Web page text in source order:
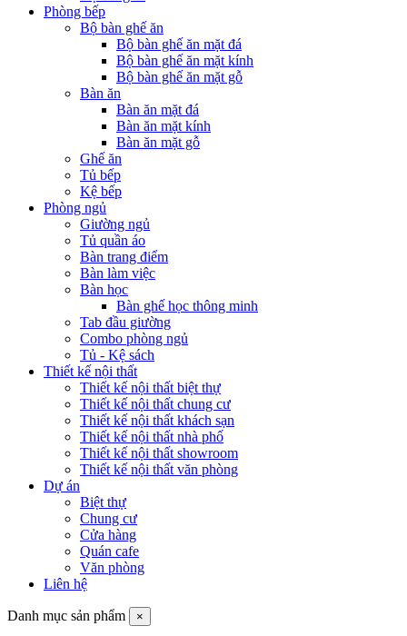
Phòng bếp
Bộ bàn ghế ăn
Bộ bàn ghế ăn mặt đá
Bộ bàn ghế ăn mặt kính
Bộ bàn ghế ăn mặt gỗ
Bàn ăn
Bàn ăn mặt đá
Bàn ăn mặt kính
Bàn ăn mặt gỗ
Ghế ăn
Tủ bếp
Kệ bếp
Phòng ngủ
Giường ngủ
Tủ quần áo
Bàn trang điểm
Bàn làm việc
Bàn học
Bàn ghế học thông minh
Tab đầu giường
Combo phòng ngủ
Tủ - Kệ sách
Thiết kế nội thất
Thiết kế nội thất biệt thự
Thiết kế nội thất chung cư
Thiết kế nội thất khách sạn
Thiết kế nội thất nhà phố
Thiết kế nội thất showroom
Thiết kế nội thất văn phòng
Dự án
Biệt thự
Chung cư
Cửa hàng
Quán cafe
Văn phòng
Liên hệ
Danh mục sản phẩm ×